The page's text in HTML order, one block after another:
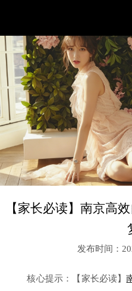
【家长必读】南京高
发布时间：
核心提示：【家长必读】